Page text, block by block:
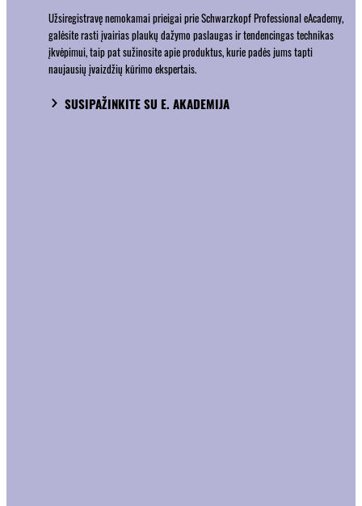
Užsiregistravę nemokamai prieigai prie Schwarzkopf Professional eAcademy,
galėsite rasti įvairias plaukų dažymo paslaugas ir tendencingas technikas
įkvėpimui, taip pat sužinosite apie produktus, kurie padės jums tapti
naujausių įvaizdžių kūrimo ekspertais.
SUSIPAŽINKITE SU E. AKADEMIJA